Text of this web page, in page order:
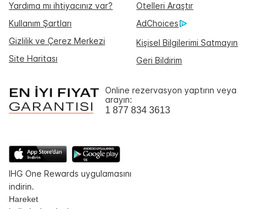
Yardıma mı ihtiyacınız var?
Otelleri Araştır
Kullanım Şartları
AdChoices
Gizlilik ve Çerez Merkezi
Kişisel Bilgilerimi Satmayın
Site Haritası
Geri Bildirim
Online rezervasyon yaptırın veya
arayın:
1 877 834 3613
IHG One Rewards uygulamasını
indirin.
Hareket